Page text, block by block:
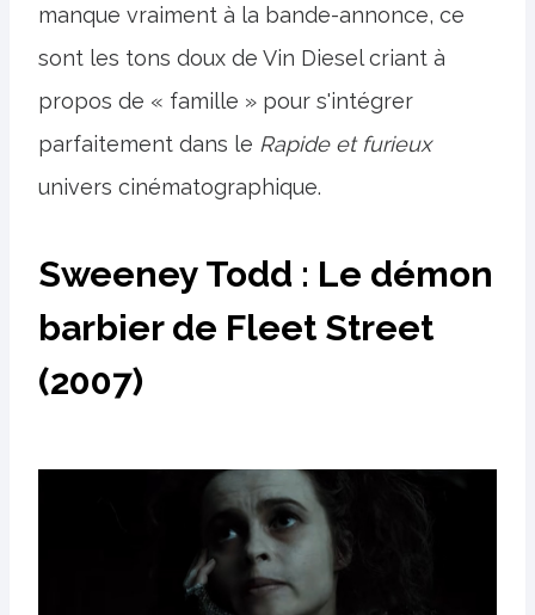
manque vraiment à la bande-annonce, ce
sont les tons doux de Vin Diesel criant à
propos de « famille » pour s'intégrer
parfaitement dans le Rapide et furieux
univers cinématographique.
Sweeney Todd : Le démon
barbier de Fleet Street
(2007)